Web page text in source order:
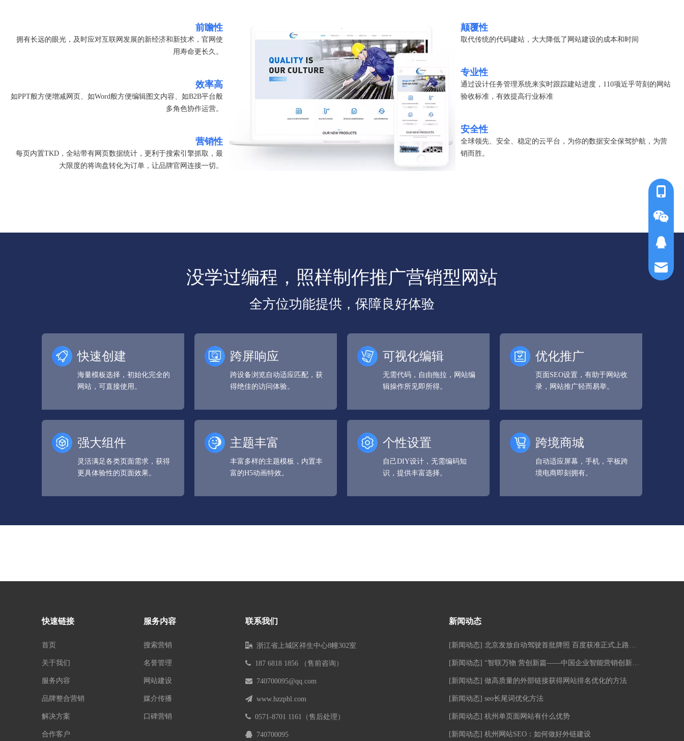
前瞻性
拥有长远的眼光，及时应对互联网发展的新经济和新技术，官网使
用寿命更长久。
效率高
如PPT般方便增减网页、如Word般方便编辑图文内容、如B2B平台般
多角色协作运营。
营销性
每页内置TKD，全站带有网页数据统计，更利于搜索引擎抓取，最
大限度的将询盘转化为订单，让品牌官网连接一切。
颠覆性
取代传统的代码建站，大大降低了网站建设的成本和时间
专业性
通过设计任务管理系统来实时跟踪建站进度，110项近乎苛刻的网站
验收标准，有效提高行业标准
安全性
全球领先、安全、稳定的云平台，为你的数据安全保驾护航，为营
销而胜。
没学过编程，照样制作推广营销型网站
全方位功能提供，保障良好体验
快速创建
海量模板选择，初始化完全的
网站，可直接使用。
跨屏响应
跨设备浏览自动适应匹配，获
得绝佳的访问体验。
可视化编辑
无需代码，自由拖拉，网站编
辑操作所见即所得。
优化推广
页面SEO设置，有助于网站收
录，网站推广轻而易举。
强大组件
灵活满足各类页面需求，获得
更具体验性的页面效果。
主题丰富
丰富多样的主题模板，内置丰
富的H5动画特效。
个性设置
自己DIY设计，无需编码知
识，提供丰富选择。
跨境商城
自动适应屏幕，手机，平板跨
境电商即刻拥有。
快速链接
首页
关于我们
服务内容
品牌整合营销
解决方案
合作客户
QQ客服
邮箱
服务内容
搜索营销
名誉管理
网站建设
媒介传播
口碑营销
联系我们
 浙江省上城区祥生中心8幢302室
 187 6818 1856 （售前咨询）
 740700095@qq.com
 www.hzzphl.com
 0571-8701 1161 （售后处理）
 740700095
新闻动态
[新闻动态] 北京发放自动驾驶首批牌照 百度获准正式上路测试
[新闻动态] “智联万物 营创新篇——中国企业智能营销创新峰会•南京站”活动圆满落幕！
[新闻动态] 做高质量的外部链接获得网站排名优化的方法
[新闻动态] seo长尾词优化方法
[新闻动态] 杭州单页面网站有什么优势
[新闻动态] 杭州网站SEO：如何做好外链建设